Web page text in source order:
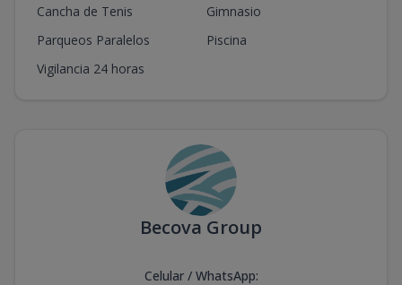
Cancha de Tenis
Gimnasio
Parqueos Paralelos
Piscina
Vigilancia 24 horas
Becova Group
Celular / WhatsApp: